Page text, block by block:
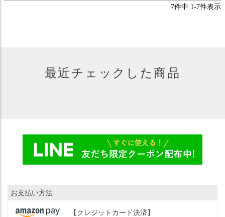
7件中 1-7件表示
最近チェックした商品
お支払い方法
【クレジットカード決済】